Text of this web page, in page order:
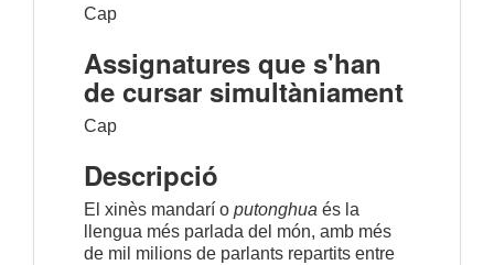
Cap
Assignatures que s'han
de cursar simultàniament
Cap
Descripció
El xinès mandarí o putonghua és la
llengua més parlada del món, amb més
de mil milions de parlants repartits entre